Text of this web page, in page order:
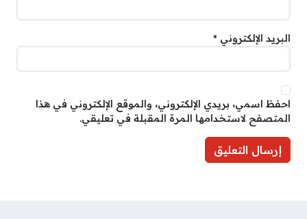
البريد الإلكتروني *
احفظ اسمي، بريدي الإلكتروني، والموقع الإلكتروني في هذا
المتصفح لاستخدامها المرة المقبلة في تعليقي.